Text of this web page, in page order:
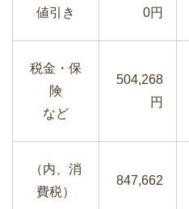
値引き 0円
税金・保
険
など
504,268
円
（内、消
費税）
847,662